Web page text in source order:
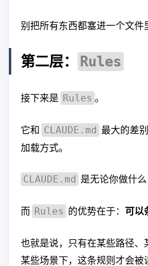
别把所有东西都塞进一个文件
第二层： Rules
接下来是 Rules 。
它和 CLAUDE.md 最大的差
加载方式。
CLAUDE.md 是无论你做什么
而 Rules 的优势在于： 可以
也就是说，只有在某些路径、
某些场景下，这条规则才会被